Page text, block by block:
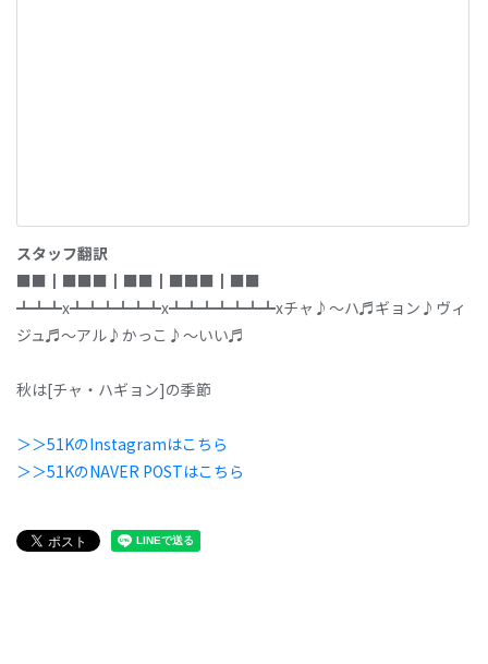
スタッフ翻訳
■■┃■■■┃■■┃■■■┃■■
┻┻┻x┻┻┻┻┻┻x┻┻┻┻┻┻┻xチャ♪～ハ♬ギョン♪ヴィ
ジュ♬～アル♪かっこ♪～いい♬
秋は[チャ・ハギョン]の季節
＞＞51KのInstagramはこちら
＞＞51KのNAVER POSTはこちら